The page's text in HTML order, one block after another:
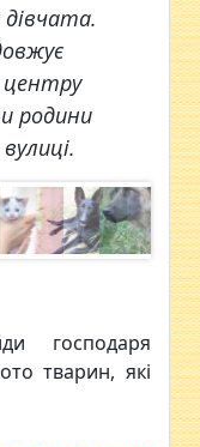
родини
господаря
тварин, які